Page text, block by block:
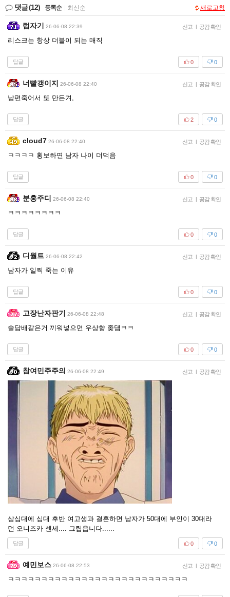
댓글(12) 등록순 최신순 새로고침
럼자기 26-06-08 22:39 신고 | 공감 확인
리스크는 항상 더블이 되는 매직
답글 0
0
너빨갱이지 26-06-08 22:40 신고 | 공감 확인
남편죽어서 또 만든겨,
답글 0
2
cloud7 26-06-08 22:40 신고 | 공감 확인
ㅋㅋㅋㅋ 횡보하면 남자 나이 더먹음
답글 0
0
분홍주디 26-06-08 22:40 신고 | 공감 확인
ㅋㅋㅋㅋㅋㅋㅋㅋ
답글 0
0
디월트 26-06-08 22:42 신고 | 공감 확인
남자가 일찍 죽는 이유
답글 0
0
고장난자판기 26-06-08 22:48 신고 | 공감 확인
술담배같은거 끼워넣으면 우상향 좆댐ㅋㅋ
답글 0
0
참여민주주의 26-06-08 22:49 신고 | 공감 확인
삼십대에 십대 후반 여고생과 결혼하면 남자가 50대에 부인이 30대라
던 오니즈카 센세.... 그립읍니다......
답글 0
0
예민보스 26-06-08 22:53 신고 | 공감 확인
ㅋㅋㅋㅋㅋㅋㅋㅋㅋㅋㅋㅋㅋㅋㅋㅋㅋㅋㅋㅋㅋㅋㅋㅋㅋㅋㅋ